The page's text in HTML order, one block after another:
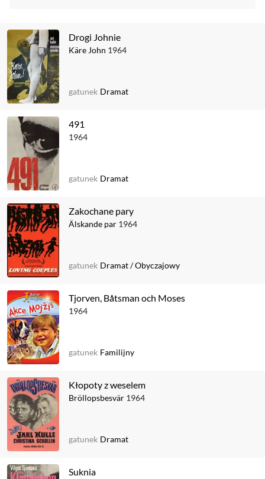
Drogi Johnie
Käre John 1964
gatunek Dramat
491
1964
gatunek Dramat
Zakochane pary
Älskande par 1964
gatunek Dramat/Obyczajowy
Tjorven, Båtsman och Moses
1964
gatunek Familijny
Kłopoty z weselem
Bröllopsbesvär 1964
gatunek Dramat
Suknia